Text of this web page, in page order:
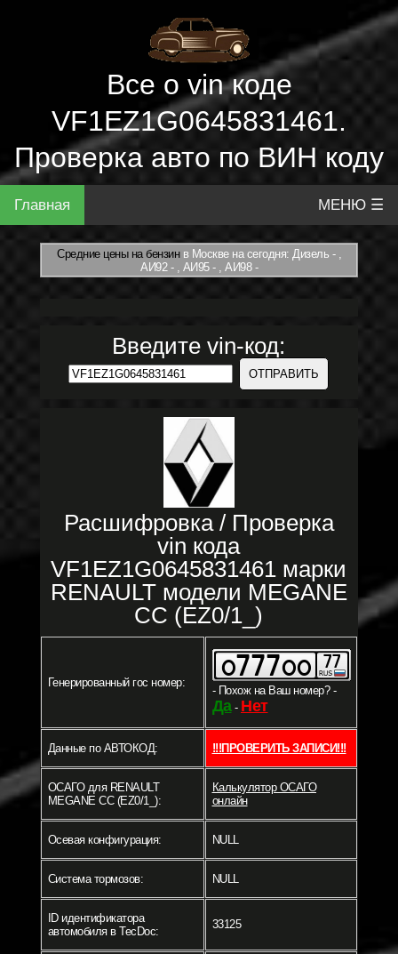
Все о vin коде
VF1EZ1G0645831461.
Проверка авто по ВИН коду
Главная МЕНЮ ☰
Средние цены на бензинв Москве на сегодня: Дизель - ,
АИ92 - , АИ95 - , АИ98 -
Введите vin-код:
Расшифровка / Проверка
vin кода
VF1EZ1G0645831461 марки
RENAULT модели MEGANE
CC (EZ0/1_)
Генерированный гос номер:
- Похож на Ваш номер? -
Да- Нет
Данные по АВТОКОД: !!!ПРОВЕРИТЬ ЗАПИСИ!!!
ОСАГО для RENAULT
MEGANE CC (EZ0/1_):
Калькулятор ОСАГО
онлайн
Осевая конфигурация: NULL
Система тормозов: NULL
ID идентификатора
автомобиля в TecDoc:
33125